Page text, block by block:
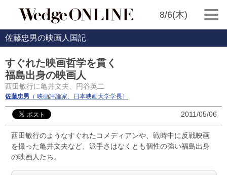
8/6(木)
佐藤忠男の映画人国記
すぐれた映画哲学を貫く
福島出身の映画人
西田敏行に亀井文夫、円谷英二
佐藤忠男 （ 映画評論家、日本映画大学学長）
2011/05/06
西田敏行のようなすぐれたコメディアンや、戦時中に反戦映画
を撮った亀井文夫など、派手さはなくとも個性の強い福島出身
の映画人たち。